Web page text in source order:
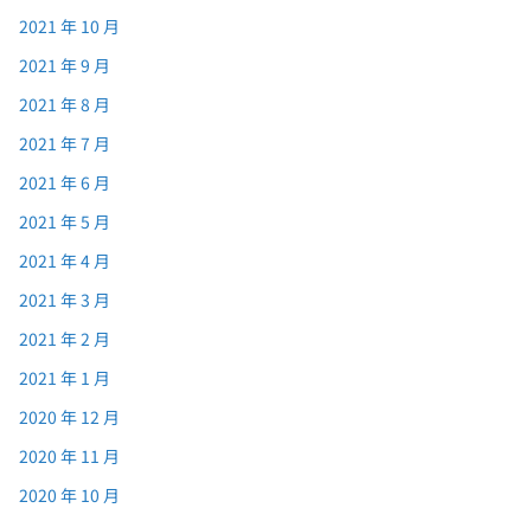
2021 年 10 月
2021 年 9 月
2021 年 8 月
2021 年 7 月
2021 年 6 月
2021 年 5 月
2021 年 4 月
2021 年 3 月
2021 年 2 月
2021 年 1 月
2020 年 12 月
2020 年 11 月
2020 年 10 月